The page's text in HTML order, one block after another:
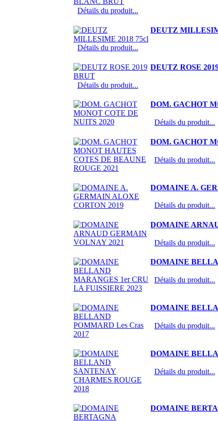
Détails du produit...
DEUTZ
Détails du produit...
DEUTZ ROSE
Détails du produit...
DOM. GACHOT
Détails du produit...
DOM. GACHOT
Détails du produit...
DOMAINE A.
Détails du produit...
DOMAINE
Détails du produit...
DOMAINE
Détails du produit...
DOMAINE
Détails du produit...
DOMAINE
Détails du produit...
DOMAINE